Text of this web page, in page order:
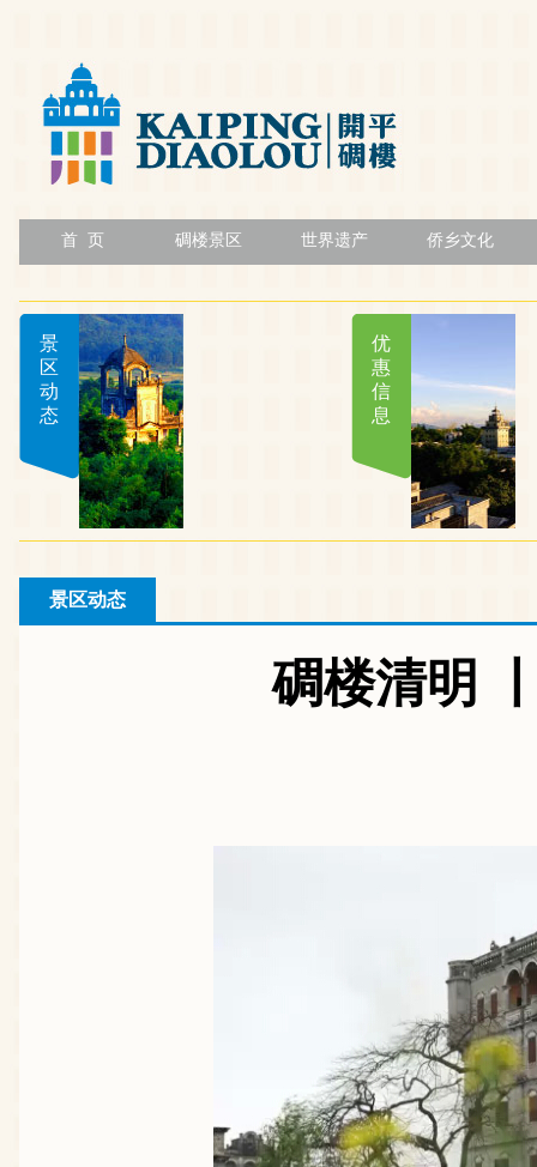
首 页 碉楼景区 世界遗产 侨乡文化
景
区
动
态
优
惠
信
息
景区动态
碉楼清明